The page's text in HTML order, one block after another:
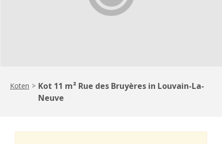
Koten > Kot 11 m² Rue des Bruyères in Louvain-La-
Neuve